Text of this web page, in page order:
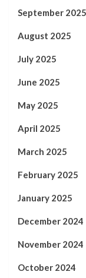
September 2025
August 2025
July 2025
June 2025
May 2025
April 2025
March 2025
February 2025
January 2025
December 2024
November 2024
October 2024